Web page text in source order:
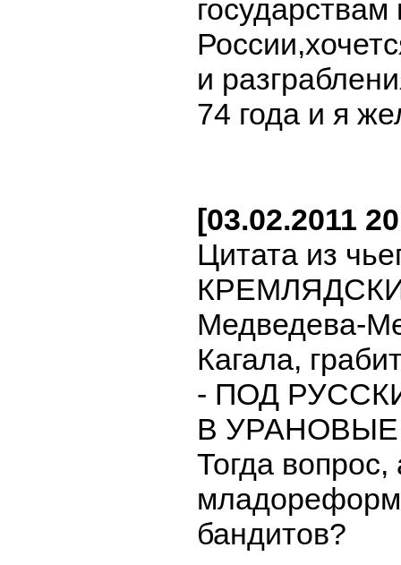
и
74 года и я
[03.02.2011
Цитата из
Медведева-
Кагала,
- ПОД
В
Тогда
бандитов?